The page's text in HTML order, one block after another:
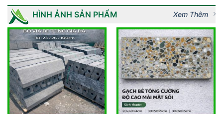
HÌNH ẢNH SẢN PHẨM Xem Thêm